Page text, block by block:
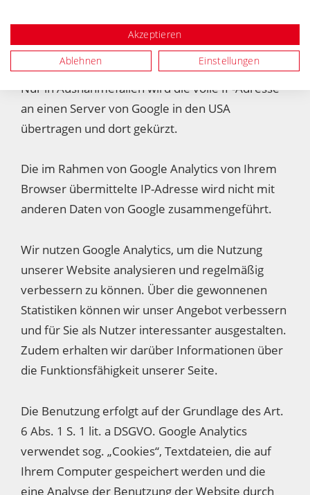
Mitgliedstaat der Europäischen Union oder aus
einem anderen Vertragsstaat des Abkommens
über den Europäischen Wirtschaftsraum erfolgt.
Nur in Ausnahmefällen wird die volle IP-Adresse
an einen Server von Google in den USA
übertragen und dort gekürzt.
Die im Rahmen von Google Analytics von Ihrem
Browser übermittelte IP-Adresse wird nicht mit
anderen Daten von Google zusammengeführt.
Wir nutzen Google Analytics, um die Nutzung
unserer Website analysieren und regelmäßig
verbessern zu können. Über die gewonnenen
Statistiken können wir unser Angebot verbessern
und für Sie als Nutzer interessanter ausgestalten.
Zudem erhalten wir darüber Informationen über
die Funktionsfähigkeit unserer Seite.
Die Benutzung erfolgt auf der Grundlage des Art.
6 Abs. 1 S. 1 lit. a DSGVO. Google Analytics
verwendet sog. „Cookies“, Textdateien, die auf
Ihrem Computer gespeichert werden und die
eine Analyse der Benutzung der Website durch
Akzeptieren
Ablehnen
Einstellungen